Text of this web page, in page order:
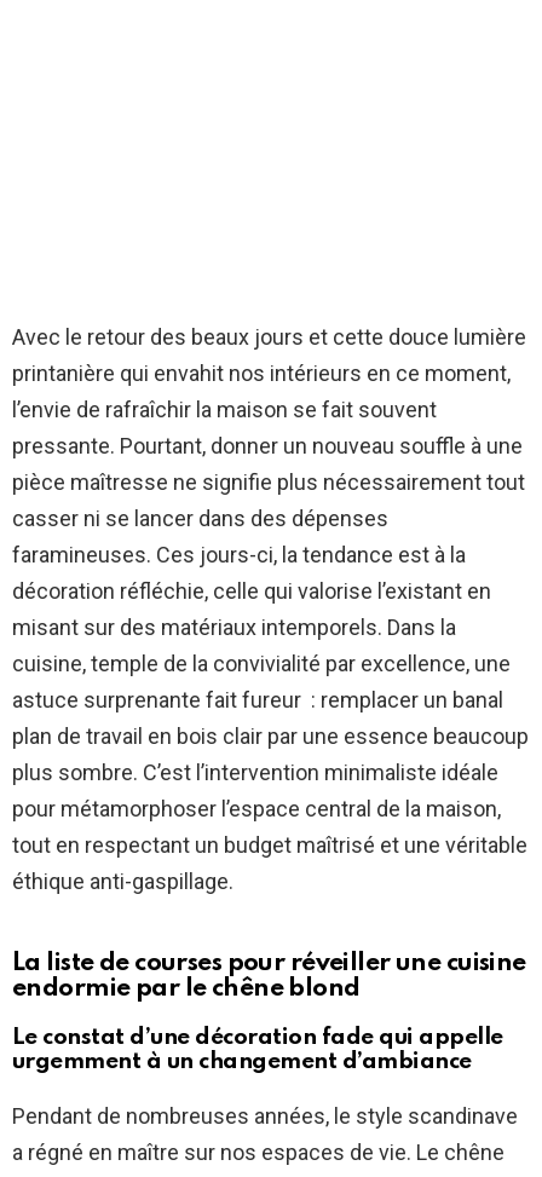
Avec le retour des beaux jours et cette douce lumière
printanière qui envahit nos intérieurs en ce moment,
l’envie de rafraîchir la maison se fait souvent
pressante. Pourtant, donner un nouveau souffle à une
pièce maîtresse ne signifie plus nécessairement tout
casser ni se lancer dans des dépenses
faramineuses. Ces jours-ci, la tendance est à la
décoration réfléchie, celle qui valorise l’existant en
misant sur des matériaux intemporels. Dans la
cuisine, temple de la convivialité par excellence, une
astuce surprenante fait fureur : remplacer un banal
plan de travail en bois clair par une essence beaucoup
plus sombre. C’est l’intervention minimaliste idéale
pour métamorphoser l’espace central de la maison,
tout en respectant un budget maîtrisé et une véritable
éthique anti-gaspillage.
La liste de courses pour réveiller une cuisine
endormie par le chêne blond
Le constat d’une décoration fade qui appelle
urgemment à un changement d’ambiance
Pendant de nombreuses années, le style scandinave
a régné en maître sur nos espaces de vie. Le chêne